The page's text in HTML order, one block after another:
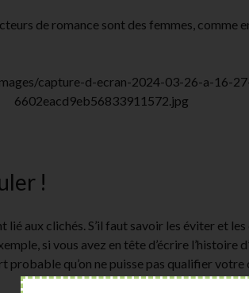
de romance sont des femmes, comme
!
lié aux clichés. S’il faut savoir les éviter et
si vous avez en tête d’écrire l’histoire
probable qu’on ne puisse pas qualifier votre